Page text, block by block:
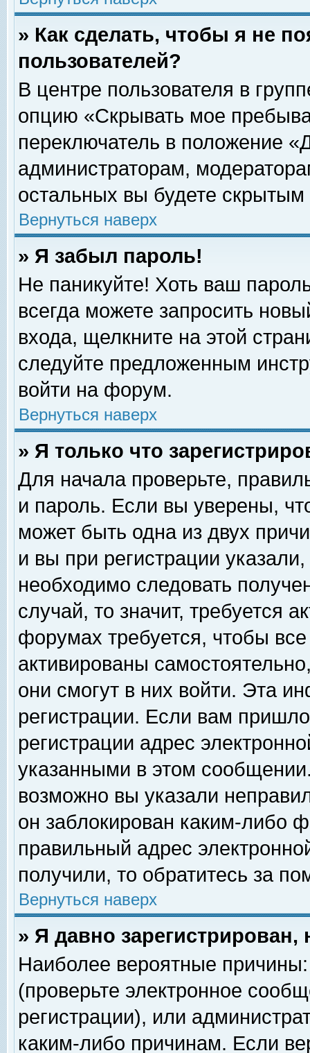
» Как сделать, чтобы я не
пользователей?
В центре пользователя в
опцию «Скрывать мое
переключатель в положение
администраторам,
остальных вы будете скрытым
Вернуться наверх
» Я забыл пароль!
Не паникуйте! Хоть ваш
всегда можете запросить
входа, щелкните на этой
следуйте предложенным
войти на форум.
Вернуться наверх
» Я только что
Для начала проверьте,
и пароль. Если вы уверены,
может быть одна из двух
и вы при регистрации
необходимо следовать
случай, то значит, требуется
форумах требуется, чтобы
активированы
они смогут в них войти. Эта
регистрации. Если вам
регистрации адрес
указанными в этом
возможно вы указали
он заблокирован каким-либо
правильный адрес
получили, то обратитесь за
Вернуться наверх
» Я давно
Наиболее вероятные
(проверьте электронное
регистрации), или
каким-либо причинам. Если